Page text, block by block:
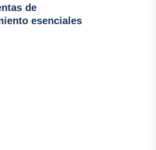
de
esenciales